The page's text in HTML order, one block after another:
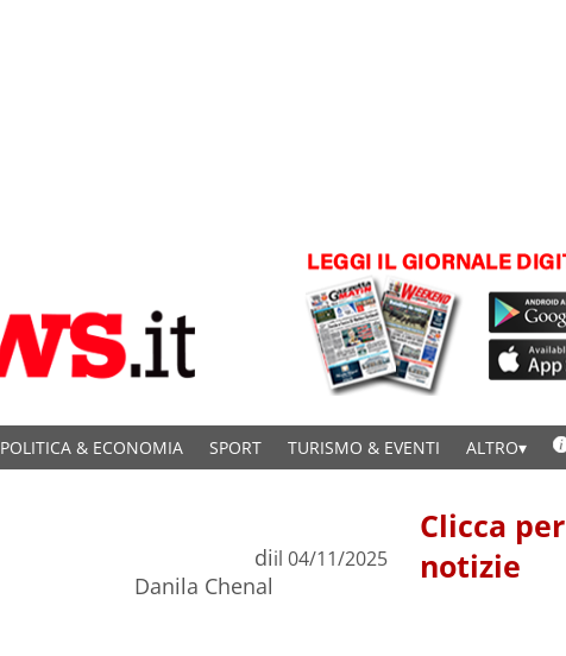
POLITICA & ECONOMIA SPORT TURISMO & EVENTI ALTRO
di
Danila Chenal
il 04/11/2025
Clicca
notizie